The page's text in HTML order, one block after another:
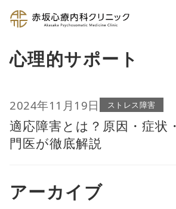
ン
ン
ツ
へ
動
心理的サポート
2024年11月19日 ストレス障害
適応障害とは？原因・症状
門医が徹底解説
アーカイブ